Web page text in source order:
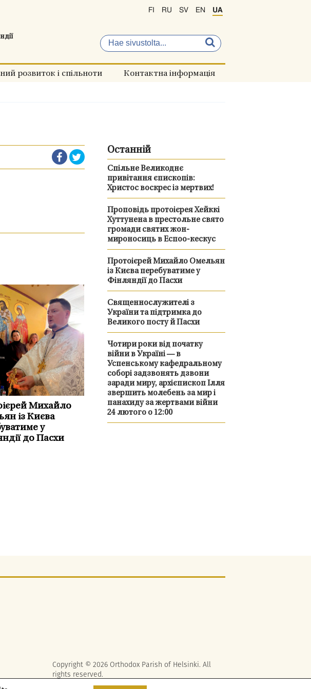
FI RU SV EN UA
розвиток і спільноти Контактна інформація
Михайло
із Києва
у
до Пасхи
Останній
Спільне Великоднє
привітання єпископів:
Христос воскрес із мертвих!
Проповідь протоієрея Хейккі
Хуттунена в престольне свято
громади святих жон-
мироносиць в Еспоо-кескус
Протоієрей Михайло Омельян
із Києва перебуватиме у
Фінляндії до Пасхи
Священнослужителі з
України та підтримка до
Великого посту й Пасхи
Чотири роки від початку
війни в Україні — в
Успенському кафедральному
соборі задзвонять дзвони
заради миру, архієпископ Ілля
звершить молебень за мир і
панахиду за жертвами війни
24 лютого о 12:00
Copyright © 2026 Orthodox Parish of Helsinki. All
rights reserved.